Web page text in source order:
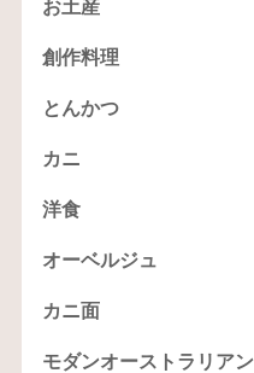
お土産
創作料理
とんかつ
カニ
洋食
オーベルジュ
カニ面
モダンオーストラリアン